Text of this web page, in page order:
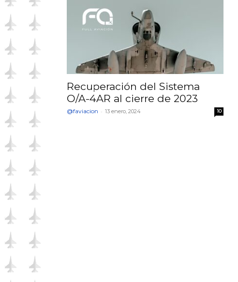
Recuperación del Sistema
O/A-4AR al cierre de 2023
@faviacion - 13 enero, 2024 10